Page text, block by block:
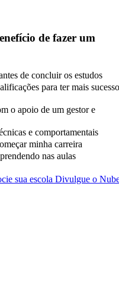
de fazer um
de concluir os estudos
para ter mais sucesso
o apoio de um gestor e
e comportamentais
minha carreira
nas aulas
sua escola Divulgue o